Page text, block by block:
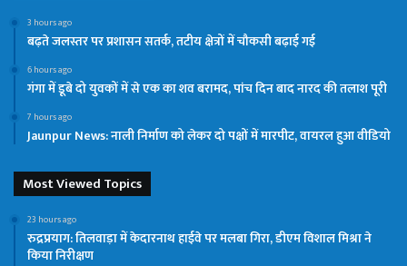
3 hours ago
बढ़ते जलस्तर पर प्रशासन सतर्क, तटीय क्षेत्रों में चौकसी बढ़ाई गई
6 hours ago
गंगा में डूबे दो युवकों में से एक का शव बरामद, पांच दिन बाद नारद की तलाश पूरी
7 hours ago
Jaunpur News: नाली निर्माण को लेकर दो पक्षों में मारपीट, वायरल हुआ वीडियो
Most Viewed Topics
23 hours ago
रुद्रप्रयाग: तिलवाड़ा में केदारनाथ हाईवे पर मलबा गिरा, डीएम विशाल मिश्रा ने
किया निरीक्षण